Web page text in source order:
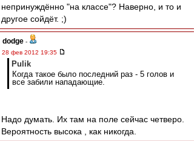
непринуждённо "на классе"? Наверно, и то и
другое сойдёт. ;)
dodge -
28 фев 2012 19:35
Pulik
Когда такое было последний раз - 5 голов и
все забили нападающие.
Надо думать. Их там на поле сейчас четверо.
Вероятность высока , как никогда.